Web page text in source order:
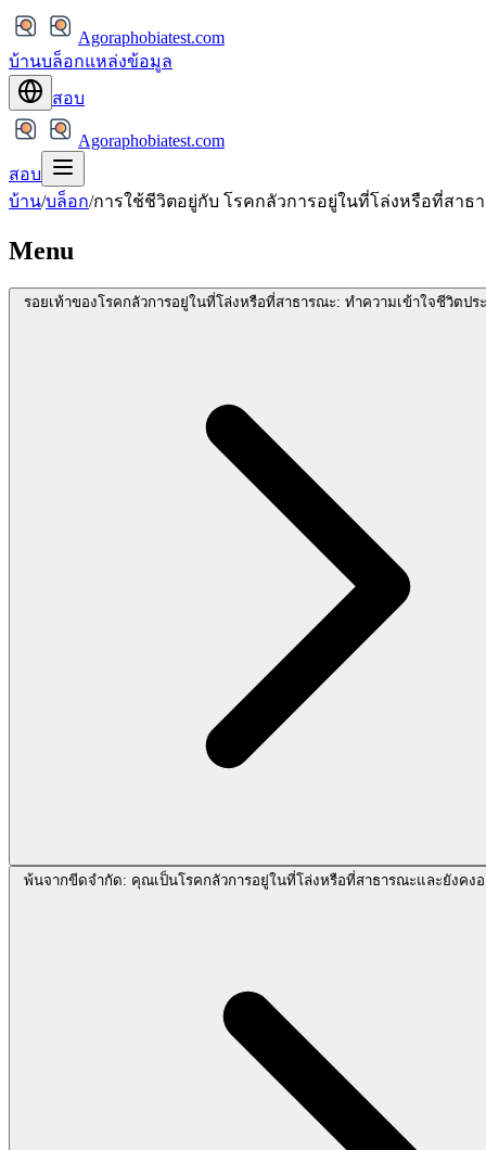
Agoraphobiatest.com
บ้านบล็อกแหล่งข้อมูล
สอบ
Agoraphobiatest.com
สอบ
บ้าน/บล็อก/การใช้ชีวิตอยู่กับ โรคกลัวการอยู่ในที่โล่งหรือที่สา
Menu
รอยเท้าของโรคกลัวการอยู่ในที่โล่งหรือที่สาธารณะ: ทำความเข้าใจชีวิตป
พ้นจากขีดจำกัด: คุณเป็นโรคกลัวการอยู่ในที่โล่งหรือที่สาธารณะและยังคง